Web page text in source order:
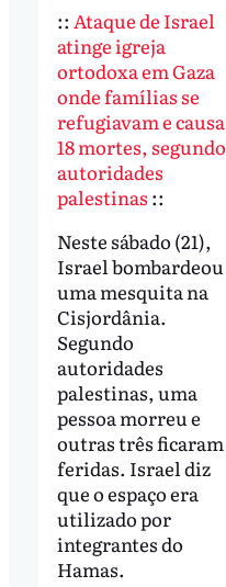
:: Ataque de Israel
atinge igreja
ortodoxa em Gaza
onde famílias se
refugiavam e causa
18 mortes, segundo
autoridades
palestinas ::
Neste sábado (21),
Israel bombardeou
uma mesquita na
Cisjordânia.
Segundo
autoridades
palestinas, uma
pessoa morreu e
outras três ficaram
feridas. Israel diz
que o espaço era
utilizado por
integrantes do
Hamas.